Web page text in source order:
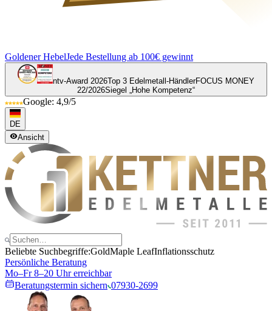
Goldener HebelJede Bestellung ab 100€ gewinnt
ntv-Award 2026Top 3 Edelmetall-HändlerFOCUS MONEY
22/2026Siegel „Hohe Kompetenz“
Google: 4,9/5
DE
Ansicht
Beliebte Suchbegriffe:GoldMaple LeafInflationsschutz
Persönliche Beratung
Mo–Fr 8–20 Uhr erreichbar
Beratungstermin sichern 07930-2699